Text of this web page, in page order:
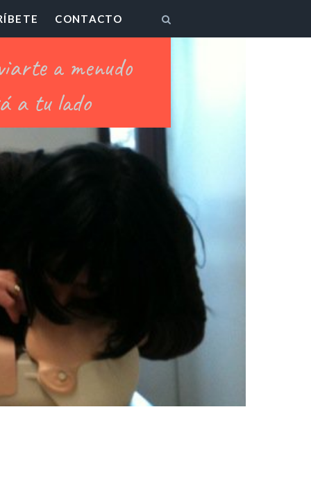
CONTACTO